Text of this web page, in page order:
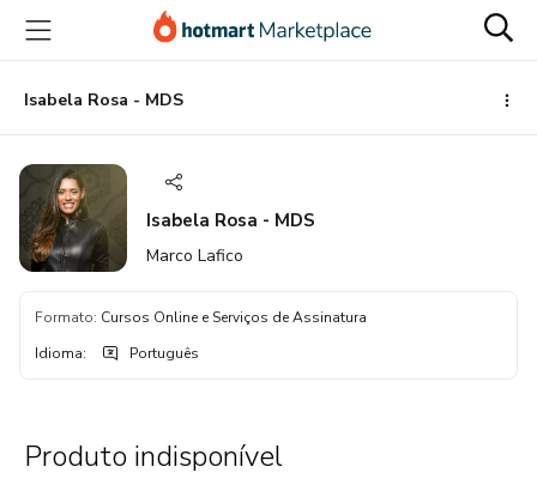
para
conteúdo
principal
para
pagamento
para
rodapéIsabela Rosa - MDS
Isabela Rosa - MDS
Marco Lafico
Formato: Cursos Online e Serviços de Assinatura
Idioma: Português
Produto indisponível